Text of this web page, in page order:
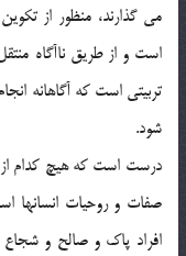
مي گذارند، منظور از
است و از طريق ناآگاه
تربيتي است كه آگاهانه
شود.
درست است كه هيچ كدام
صفات و روحيات انسانها